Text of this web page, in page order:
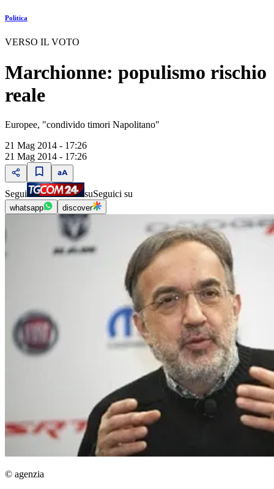
Politica
VERSO IL VOTO
Marchionne: populismo rischio
reale
Europee, "condivido timori Napolitano"
21 Mag 2014 - 17:26
21 Mag 2014 - 17:26
Segui suSeguici su
whatsapp discover
© agenzia